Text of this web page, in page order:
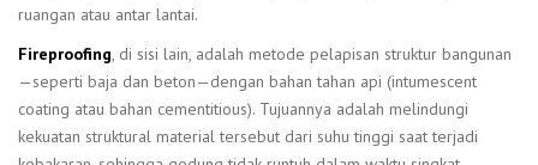
ruangan atau antar lantai.
Fireproofing, di sisi lain, adalah metode pelapisan struktur bangunan
—seperti baja dan beton—dengan bahan tahan api (intumescent
coating atau bahan cementitious). Tujuannya adalah melindungi
kekuatan struktural material tersebut dari suhu tinggi saat terjadi